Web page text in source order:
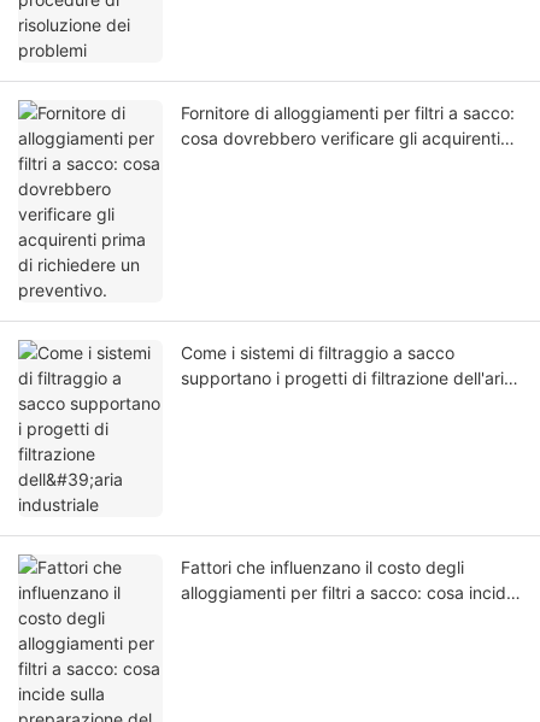
Fornitore di alloggiamenti per filtri a sacco:
cosa dovrebbero verificare gli acquirenti
Come i sistemi di filtraggio a sacco
supportano i progetti di filtrazione dell'aria
Fattori che influenzano il costo degli
alloggiamenti per filtri a sacco: cosa incide